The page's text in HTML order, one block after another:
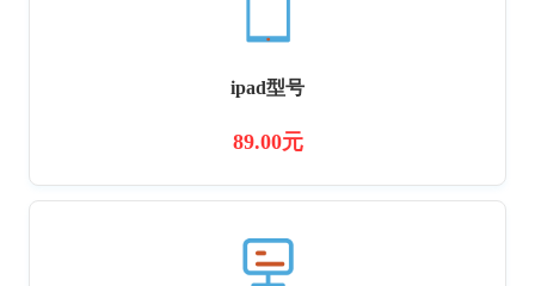
ipad型号
89.00元